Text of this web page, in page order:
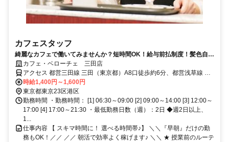
カフェスタッフ
綺麗なカフェで働いてみませんか？短時間OK！給与前払制度！髪色自
由！カフェ・ベローチェ 三田店
アクセス 都営三田線 三田（東京都）A8口徒歩約6分、都営浅草線 三
田（東京都）A8口徒歩約6分、ＪＲ山手線 田町（東京都）三田口(西
口)徒歩約8分 三田駅 Ａ８出口徒歩4分、田町駅 西口徒歩5分
時給1,400円～1,600円
東京都東京23区港区
勤務時間 ・勤務時間： [1] 06:30～09:00 [2] 09:00～14:00 [3] 12:00～
17:00 [4] 17:00～21:30 ・最低勤務日数（週）：2日 ◆週2日以上、
1...
仕事内容 【 スキマ時間に！ 選べる時間帯♪】 ＼＼『早朝』だけの勤
務もOK！／／ ／／ 朝活で効率よく稼げます♪ ＼＼ ★ 授業前のルーテ